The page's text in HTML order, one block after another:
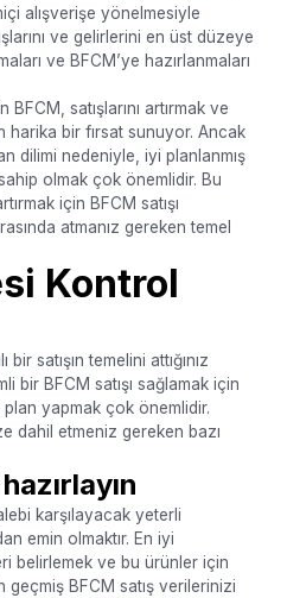
alışverişe yönelmesiyle
ve gelirlerini en üst düzeye
ve BFCM’ye hazırlanmaları
satışlarını artırmak ve
harika bir fırsat sunuyor. Ancak
dilimi nedeniyle, iyi planlanmış
olmak çok önemlidir. Bu
için BFCM satışı
atmanız gereken temel
Kontrol
satışın temelini attığınız
bir BFCM satışı sağlamak için
yapmak çok önemlidir.
dahil etmeniz gereken bazı
karşılayacak yeterli
emin olmaktır. En iyi
belirlemek ve bu ürünler için
BFCM satış verilerinizi